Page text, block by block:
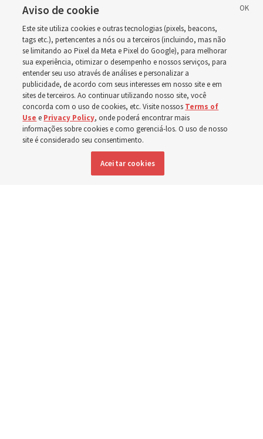
suprimentos para o leste
do estado de Washington
para ajudar pessoas
evacuadas por incêndios
florestais
A presidência da Área Estados Unidos Oeste da Igreja
Aviso de cookie
Este site utiliza cookies e outras tecnologias (pixels, beacons,
tags etc.), pertencentes a nós ou a terceiros (incluindo, mas não
se limitando ao Pixel da Meta e Pixel do Google), para melhorar
sua experiência, otimizar o desempenho e nossos serviços, para
entender seu uso através de análises e personalizar a
publicidade, de acordo com seus interesses em nosso site e em
sites de terceiros. Ao continuar utilizando nosso site, você
concorda com o uso de cookies, etc. Visite nossos Terms of
Use e Privacy Policy, onde poderá encontrar mais
informações sobre cookies e como gerenciá-los. O uso de nosso
site é considerado seu consentimento.
Aceitar cookies